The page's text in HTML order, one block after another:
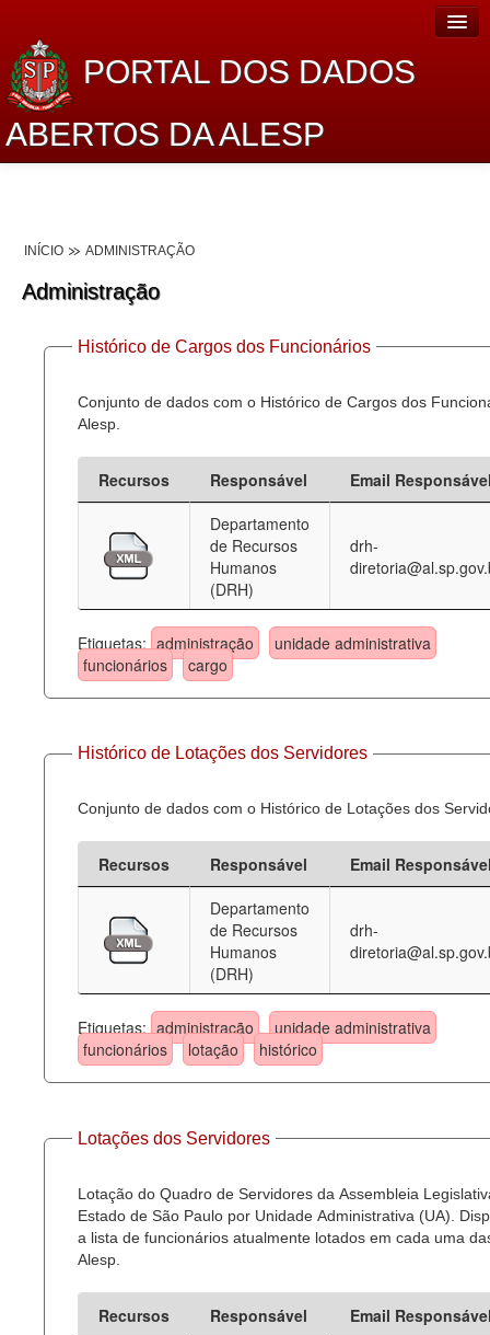
PORTAL DOS DADOS
ABERTOS DA ALESP
Dados Abertos Alesp
Lei de Acesso à Informação
Dados Governamentais Abertos
Planejamento
Catálogo de dados
Processo Legislativo
Administração
Legislação
Agenda
Perguntas frequentes
Contato
INÍCIO ADMINISTRAÇÃO
Administração
Histórico de Cargos dos Funcionários
Conjunto de dados com o Histórico de Cargos dos
Alesp.
Recursos Responsável
Email
Departamento
de Recursos
Humanos
(DRH)
drh-
Etiquetas: administração
unidade administrativa
funcionários
cargo
Histórico de Lotações dos Servidores
Conjunto de dados com o Histórico de Lotações dos
Recursos Responsável
Email
Departamento
de Recursos
Humanos
(DRH)
drh-
Etiquetas: administração
unidade administrativa
funcionários
lotação histórico
Lotações dos Servidores
Lotação do Quadro de Servidores da Assembleia
Estado de São Paulo por Unidade Administrativa (UA).
a lista de funcionários atualmente lotados em cada uma
Alesp.
Recursos Responsável
Email